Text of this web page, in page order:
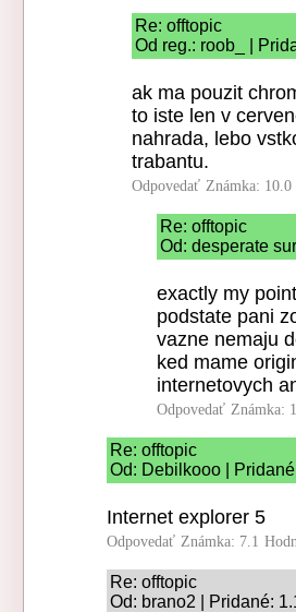
Re: offtopic
Od reg.: roob_ |
ak ma pouzit
to iste len v
nahrada, lebo
trabantu.
Odpovedať Známka: 10.0
Re: offtopic
Od: desperate
exactly my
podstate pani
vazne nemaju
ked mame
internetovych
Odpovedať Známka:
Re: offtopic
Od: Debilkooo |
Internet explorer 5
Odpovedať Známka: 7.1
Re: offtopic
Od: brano2 | Pridané: